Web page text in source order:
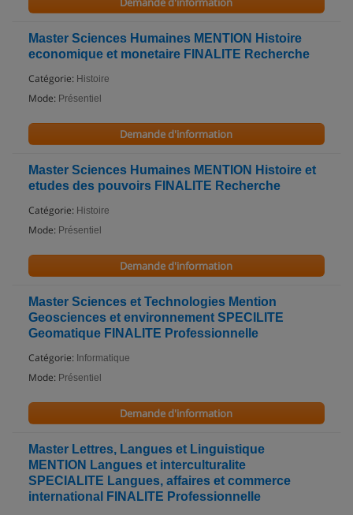
Master Sciences Humaines MENTION Histoire
economique et monetaire FINALITE Recherche
Catégorie: Histoire
Mode: Présentiel
Demande d'information
Master Sciences Humaines MENTION Histoire et
etudes des pouvoirs FINALITE Recherche
Catégorie: Histoire
Mode: Présentiel
Demande d'information
Master Sciences et Technologies Mention
Geosciences et environnement SPECILITE
Geomatique FINALITE Professionnelle
Catégorie: Informatique
Mode: Présentiel
Demande d'information
Master Lettres, Langues et Linguistique
MENTION Langues et interculturalite
SPECIALITE Langues, affaires et commerce
international FINALITE Professionnelle